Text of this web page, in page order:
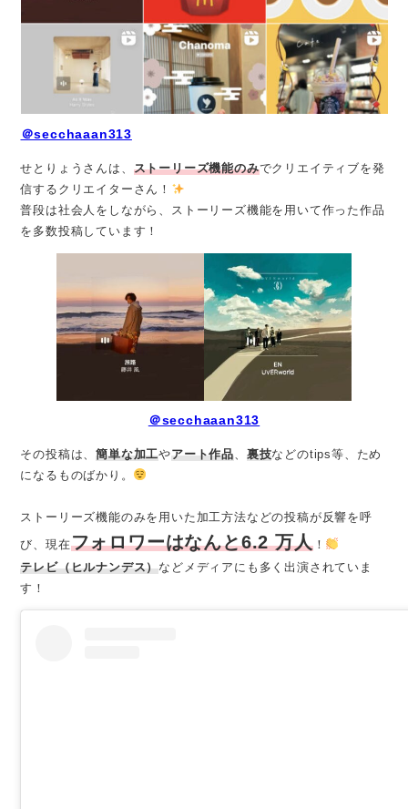
＠secchaaan313
せとりょうさんは、 ストーリーズ機能のみでクリエイティブを発
信するクリエイターさん！
普段は社会人をしながら、ストーリーズ機能を用いて作った作品
を多数投稿しています！
＠secchaaan313
その投稿は、簡単な加工やアート作品 裏技などのtips等、ため
になるものばかり。
ストーリーズ機能のみを用いた加工方法などの投稿が反響を呼
び、現在フォロワーはなんと6.2 万人！
テレビ（ヒルナンデス）などメディアにも多く出演されていま
す！